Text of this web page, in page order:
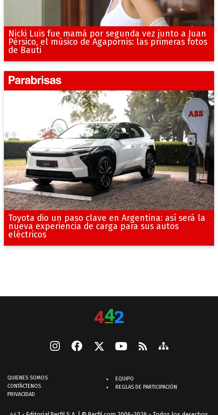
Nicki Luis fue mamá por segunda vez junto a Juan
Pérsico, el músico de Agapornis: las primeras fotos
de Bauti
Toyota dio un paso clave en Argentina: así será la
nueva experiencia de carga para sus autos
eléctricos
QUIENES SOMOS
CONTÁCTENOS
PRIVACIDAD
EQUIPO
REGLAS DE PARTICIPACIÓN